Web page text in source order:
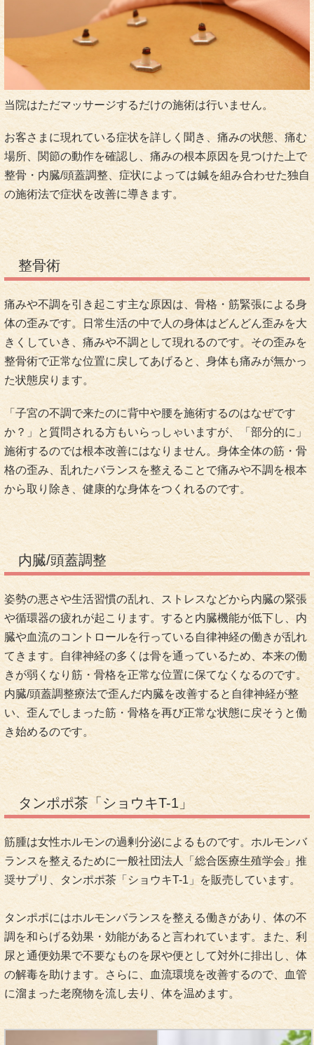
当院はただマッサージするだけの施術は行いません。
お客さまに現れている症状を詳しく聞き、痛みの状態、痛む
場所、関節の動作を確認し、痛みの根本原因を見つけた上で
整骨・内臓/頭蓋調整、症状によっては鍼を組み合わせた独自
の施術法で症状を改善に導きます。
整骨術
痛みや不調を引き起こす主な原因は、骨格・筋緊張による身
体の歪みです。日常生活の中で人の身体はどんどん歪みを大
きくしていき、痛みや不調として現れるのです。その歪みを
整骨術で正常な位置に戻してあげると、身体も痛みが無かっ
た状態戻ります。
「子宮の不調で来たのに背中や腰を施術するのはなぜです
か？」と質問される方もいらっしゃいますが、「部分的に」
施術するのでは根本改善にはなりません。身体全体の筋・骨
格の歪み、乱れたバランスを整えることで痛みや不調を根本
から取り除き、健康的な身体をつくれるのです。
内臓/頭蓋調整
姿勢の悪さや生活習慣の乱れ、ストレスなどから内臓の緊張
や循環器の疲れが起こります。すると内臓機能が低下し、内
臓や血流のコントロールを行っている自律神経の働きが乱れ
てきます。自律神経の多くは骨を通っているため、本来の働
きが弱くなり筋・骨格を正常な位置に保てなくなるのです。
内臓/頭蓋調整療法で歪んだ内臓を改善すると自律神経が整
い、歪んでしまった筋・骨格を再び正常な状態に戻そうと働
き始めるのです。
タンポポ茶「ショウキT-1」
筋腫は女性ホルモンの過剰分泌によるものです。ホルモンバ
ランスを整えるために一般社団法人「総合医療生殖学会」推
奨サプリ、タンポポ茶「ショウキT-1」を販売しています。
タンポポにはホルモンバランスを整える働きがあり、体の不
調を和らげる効果・効能があると言われています。また、利
尿と通便効果で不要なものを尿や便として対外に排出し、体
の解毒を助けます。さらに、血流環境を改善するので、血管
に溜まった老廃物を流し去り、体を温めます。